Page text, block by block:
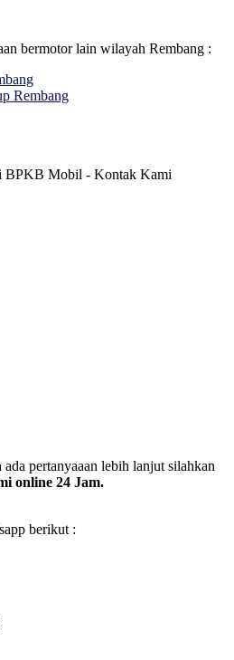
bermotor lain wilayah Rembang :
Rembang
ada pertanyaaan lebih lanjut silahkan
online 24 Jam.
berikut :